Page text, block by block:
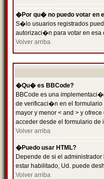
�Por qu� no puedo votar en
S�lo usuarios registrados
autorizaci�n para votar en esa
Volver arriba
�Qu� es BBCode?
BBCode es una
de verificaci�n en el formulario
mayor y menor < and > y
acceder desde el formulario de
Volver arriba
�Puedo usar HTML?
Depende de si el
estar habilitado, Ud. puede
Volver arriba